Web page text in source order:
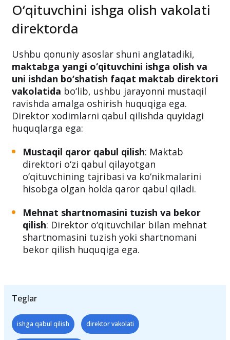
O‘qituvchini ishga olish vakolati
direktorda
Ushbu qonuniy asoslar shuni anglatadiki,
maktabga yangi o‘qituvchini ishga olish va
uni ishdan bo‘shatish faqat maktab direktori
vakolatida bo‘lib, ushbu jarayonni mustaqil
ravishda amalga oshirish huquqiga ega.
Direktor xodimlarni qabul qilishda quyidagi
huquqlarga ega:
Mustaqil qaror qabul qilish: Maktab
direktori o‘zi qabul qilayotgan
o‘qituvchining tajribasi va ko‘nikmalarini
hisobga olgan holda qaror qabul qiladi.
Mehnat shartnomasini tuzish va bekor
qilish: Direktor o‘qituvchilar bilan mehnat
shartnomasini tuzish yoki shartnomani
bekor qilish huquqiga ega.
Teglar
ishga qabul qilish direktor vakolati